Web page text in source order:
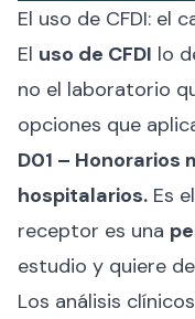
El uso de CFDI: el
El uso de CFDI lo
no el laboratorio
opciones que
D01 –
hospitalarios. Es
receptor es una
estudio y quiere
Los análisis